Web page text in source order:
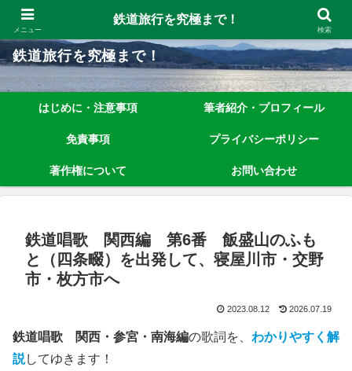
鉄道旅行を究極まで楽しむノウハウを、わかりやすく解説しています！
鉄道旅行を究極まで！
はじめに・注意事項 筆者紹介・プロフィール
免責事項 プライバシーポリシー
著作権について お問い合わせ
鉄道唱歌 関西編 第6番 飯盛山のふも
と（四条畷）を出発して、寝屋川市・交野
市・枚方市へ
2023.08.12 2026.07.19
鉄道唱歌 関西・参宮・南海編の歌詞を、 わかりやすく解
説してゆきます！
メニュー
鉄道旅行を究極まで！
検索